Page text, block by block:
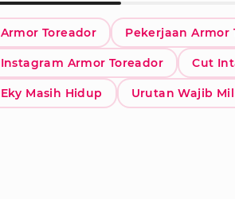
Armor Toreador Pekerjaan Armor
Instagram Armor Toreador Cut
Eky Masih Hidup Urutan Wajib